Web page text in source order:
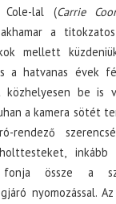
Cole-lal (Carrie
a
mellett
a hatvanas évek
közhelyesen be is
a kamera sötét
rendező
inkább
fonja össze a
nyomozással.